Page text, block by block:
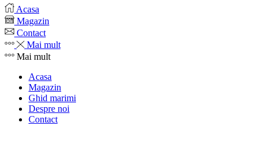
Acasa
Magazin
Contact
Mai mult
Mai mult
Acasa
Magazin
Ghid marimi
Despre noi
Contact